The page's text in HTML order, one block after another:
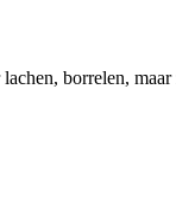
borrelen,